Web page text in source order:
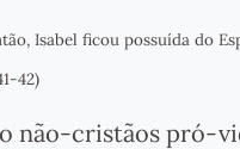
Isabel ficou possuída do
42)
não-cristãos pró-